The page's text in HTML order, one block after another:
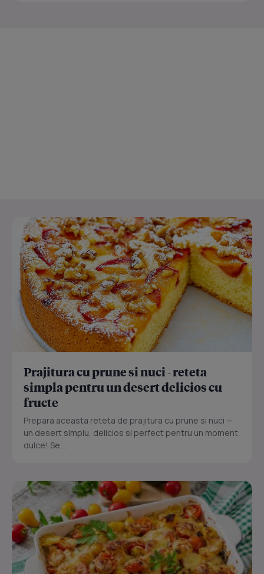
Prajitura cu prune si nuci - reteta
simpla pentru un desert delicios cu
fructe
Prepara aceasta reteta de prajitura cu prune si nuci —
un desert simplu, delicios si perfect pentru un moment
dulce! Se...